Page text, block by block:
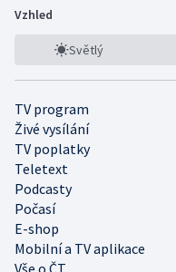
Vzhled
Světlý
TV program
Živé vysílání
TV poplatky
Teletext
Podcasty
Počasí
E-shop
Mobilní a TV aplikace